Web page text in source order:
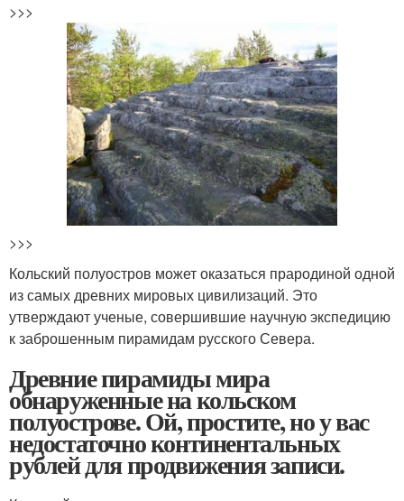
>>>
>>>
Кольский полуостров может оказаться прародиной одной
из самых древних мировых цивилизаций. Это
утверждают ученые, совершившие научную экспедицию
к заброшенным пирамидам русского Севера.
Древние пирамиды мира
обнаруженные на кольском
полуострове. Ой, простите, но у вас
недостаточно континентальных
рублей для продвижения записи.